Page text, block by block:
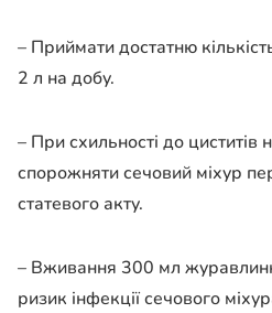
– Приймати достатню
2 л на добу.
– При схильності до циститів
спорожняти сечовий міхур
статевого акту.
– Вживання 300 мл
ризик інфекції сечового